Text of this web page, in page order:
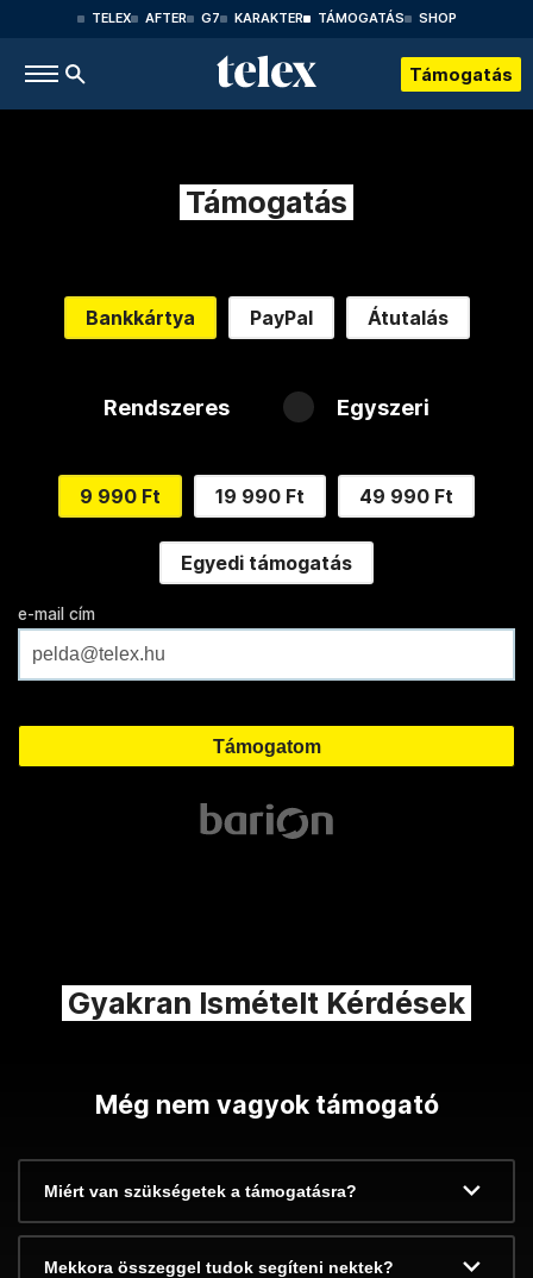
TELEX AFTER G7 KARAKTER TÁMOGATÁS SHOP
Támogatás
Támogatás
Bankkártya PayPal Átutalás
Rendszeres Egyszeri
9 990 Ft 19 990 Ft 49 990 Ft
Egyedi támogatás
e-mail cím
Gyakran Ismételt Kérdések
Még nem vagyok támogató
Miért van szükségetek a támogatásra?
Mekkora összeggel tudok segíteni nektek?